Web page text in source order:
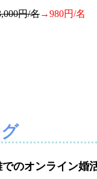
円/名→980円/名
のオンライン婚